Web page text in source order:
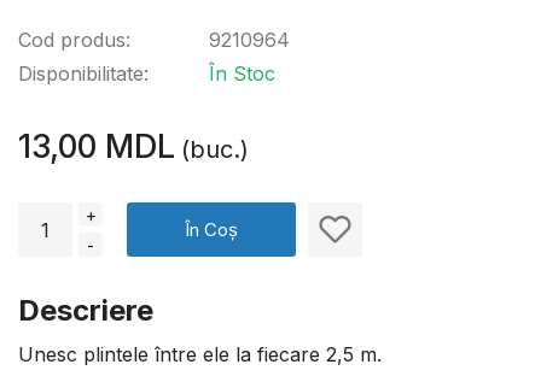
Cod produs:
Disponibilitate:
9210964
În Stoc
13,00 MDL (buc.)
+
-
În Coș
Descriere
Unesc plintele între ele la fiecare 2,5 m.